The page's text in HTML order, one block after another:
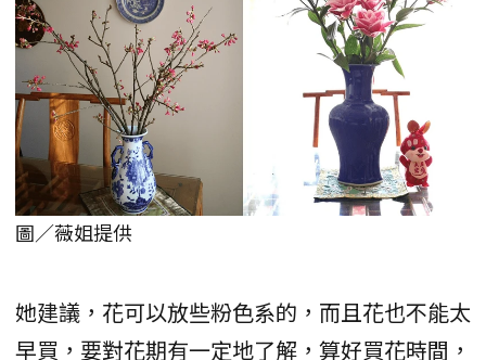
圖／薇姐提供
她建議，花可以放些粉色系的，而且花也不能太
早買，要對花期有一定地了解，算好買花時間，